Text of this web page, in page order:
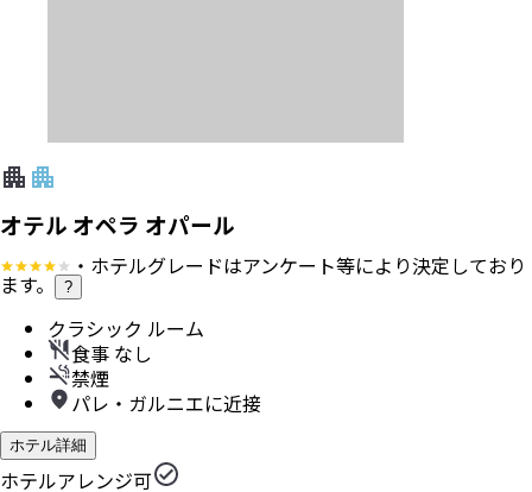
オテル オペラ オパール
・ホテルグレードはアンケート等により決定しており
ます。 ?
クラシック ルーム
食事 なし
禁煙
パレ・ガルニエに近接
ホテル詳細
ホテルアレンジ可